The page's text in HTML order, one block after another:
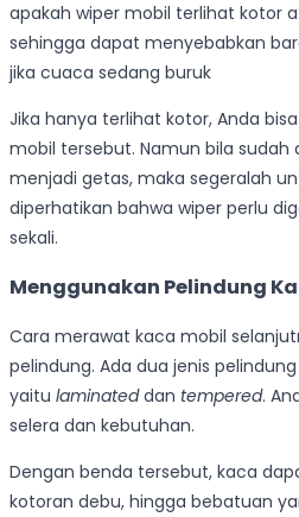
apakah wiper mobil terlihat kotor
sehingga dapat menyebabkan
jika cuaca sedang buruk
Jika hanya terlihat kotor, Anda
mobil tersebut. Namun bila sudah
menjadi getas, maka segeralah
diperhatikan bahwa wiper perlu
sekali.
Menggunakan Pelindung
Cara merawat kaca mobil
pelindung. Ada dua jenis
yaitu laminateddan tempered.
selera dan kebutuhan.
Dengan benda tersebut, kaca
kotoran debu, hingga bebatuan